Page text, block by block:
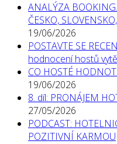
ANALÝZA
ČESKO,
19/06/2026
POSTAVTE SE
hodnocení hostů
CO HOSTÉ
19/06/2026
8. díl: PRONÁJEM
27/05/2026
PODCAST:
POZITIVNÍ KARMOU